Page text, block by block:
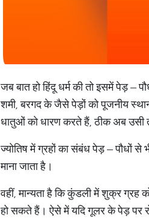
जब बात हो हिंदू धर्म की तो इसमें पेड़ –
शमी, बरगद के जैसे पेड़ों को पूजनीय
धातुओं को धारण करते हैं, ठीक अब उसी
ज्योतिष में ग्रहों का संबंध पेड़ –
माना जाता है।
वहीं, मान्यता है कि कुंडली में शुक्र
हो सकते हैं। ऐसे में यदि गूलर के पेड़ पर